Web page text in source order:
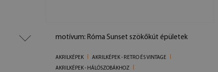
motívum: Róma Sunset szökőkút épületek
AKRILKÉPEK
AKRILKÉPEK - RETRO ÉS VINTAGE
AKRILKÉPEK - HÁLÓSZOBÁKHOZ